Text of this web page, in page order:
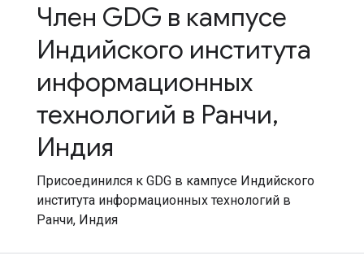
Член GDG в кампусе
Индийского института
информационных
технологий в Ранчи,
Индия
Присоединился к GDG в кампусе Индийского
института информационных технологий в
Ранчи, Индия